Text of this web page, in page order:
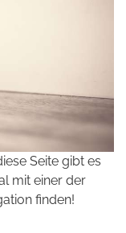
Seite gibt es
mit einer der
finden!